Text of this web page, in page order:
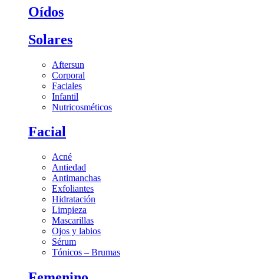
Oídos
Solares
Aftersun
Corporal
Faciales
Infantil
Nutricosméticos
Facial
Acné
Antiedad
Antimanchas
Exfoliantes
Hidratación
Limpieza
Mascarillas
Ojos y labios
Sérum
Tónicos – Brumas